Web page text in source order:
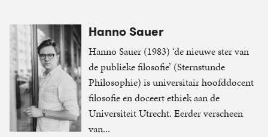
Hanno Sauer
Hanno Sauer (1983) ‘de nieuwe ster van
de publieke filosofie’ (Sternstunde
Philosophie) is universitair hoofddocent
filosofie en doceert ethiek aan de
Universiteit Utrecht. Eerder verscheen
van...